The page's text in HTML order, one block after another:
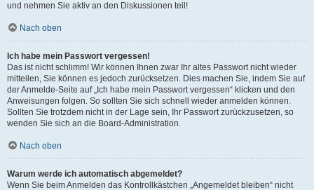
und nehmen Sie aktiv an den Diskussionen teil!
Nach oben
Ich habe mein Passwort vergessen!
Das ist nicht schlimm! Wir können Ihnen zwar Ihr altes Passwort nicht wieder
mitteilen, Sie können es jedoch zurücksetzen. Dies machen Sie, indem Sie auf
der Anmelde-Seite auf „Ich habe mein Passwort vergessen“ klicken und den
Anweisungen folgen. So sollten Sie sich schnell wieder anmelden können.
Sollten Sie trotzdem nicht in der Lage sein, Ihr Passwort zurückzusetzen, so
wenden Sie sich an die Board-Administration.
Nach oben
Warum werde ich automatisch abgemeldet?
Wenn Sie beim Anmelden das Kontrollkästchen „Angemeldet bleiben“ nicht